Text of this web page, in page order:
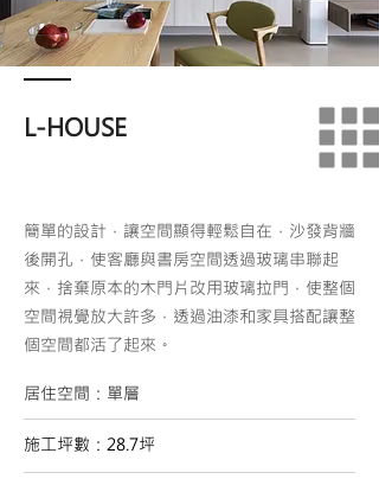
L-HOUSE
簡單的設計，讓空間顯得輕鬆自在，沙發背牆
後開孔，使客廳與書房空間透過玻璃串聯起
來，捨棄原本的木門片改用玻璃拉門，使整個
空間視覺放大許多，透過油漆和家具搭配讓整
個空間都活了起來。
居住空間：單層
施工坪數：28.7坪